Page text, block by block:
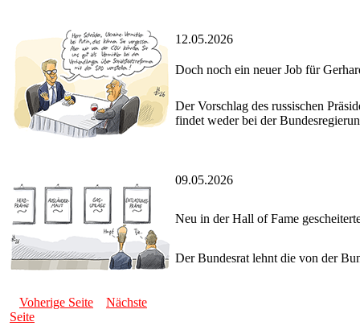
12.05.2026
Doch noch ein neuer Job für
Der Vorschlag des russischen
findet weder bei der
09.05.2026
Neu in der Hall of Fame
Der Bundesrat lehnt die von der
Voherige Seite
Nächste
Seite